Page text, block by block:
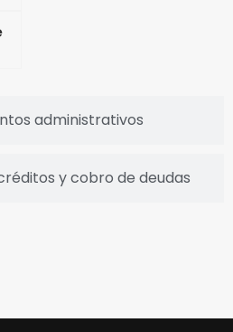
administrativos
y cobro de deudas